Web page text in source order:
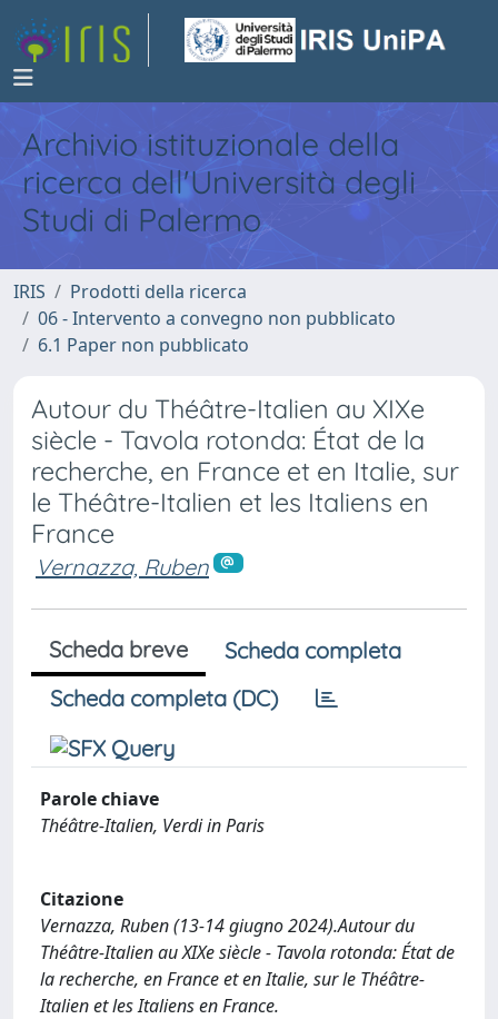
Archivio istituzionale della
ricerca dell'Università degli
Studi di Palermo
IRIS
Prodotti della ricerca
06 - Intervento a convegno non pubblicato
6.1 Paper non pubblicato
Autour du Théâtre-Italien au XIXe
siècle - Tavola rotonda: État de la
recherche, en France et en Italie, sur
le Théâtre-Italien et les Italiens en
France
Vernazza, Ruben
Scheda breve
Scheda completa
Scheda completa (DC)
Parole chiave
Théâtre-Italien, Verdi in Paris
Citazione
Vernazza, Ruben (13-14 giugno 2024).Autour du
Théâtre-Italien au XIXe siècle - Tavola rotonda: État de
la recherche, en France et en Italie, sur le Théâtre-
Italien et les Italiens en France.